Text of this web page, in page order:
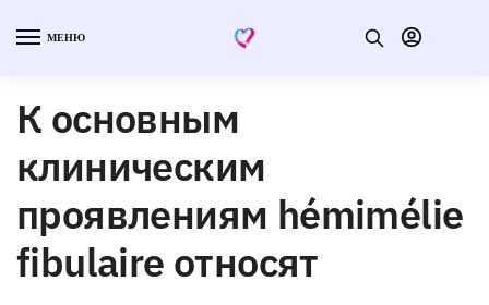
МЕНЮ
К основным
клиническим
проявлениям hémimélie
fibulaire относят